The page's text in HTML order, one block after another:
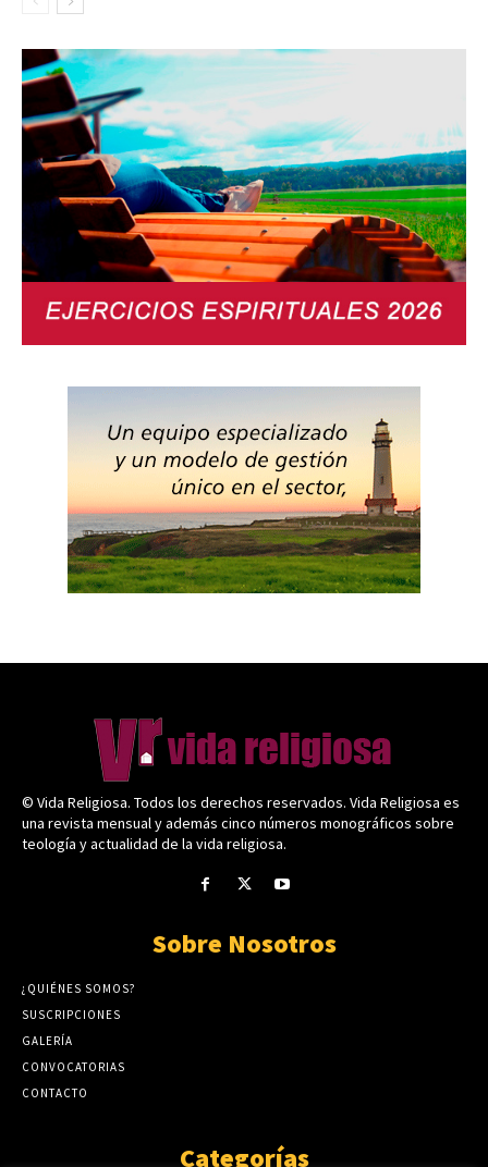
© Vida Religiosa. Todos los derechos reservados. Vida Religiosa es
una revista mensual y además cinco números monográficos sobre
teología y actualidad de la vida religiosa.
Sobre Nosotros
¿QUIÉNES SOMOS?
SUSCRIPCIONES
GALERÍA
CONVOCATORIAS
CONTACTO
Categorías